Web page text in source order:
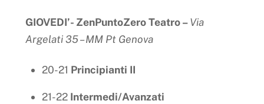
GIOVEDI’- ZenPuntoZero Teatro –Via
Argelati 35 – MM Pt Genova
20-21 Principianti II
21-22 Intermedi/Avanzati